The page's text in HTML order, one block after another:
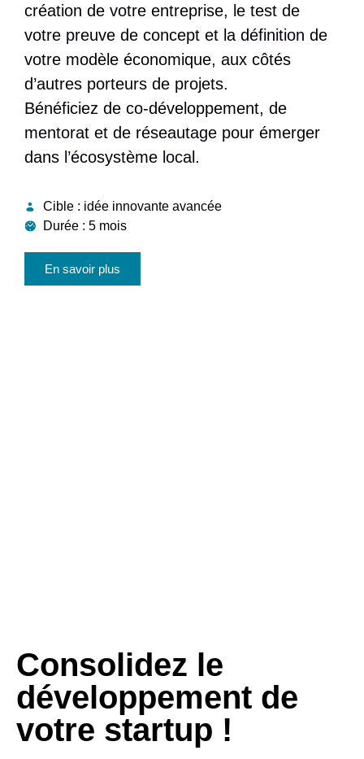
création de votre entreprise, le test de
votre preuve de concept et la définition de
votre modèle économique, aux côtés
d’autres porteurs de projets.
Bénéficiez de co-développement, de
mentorat et de réseautage pour émerger
dans l’écosystème local.
Cible : idée innovante avancée
Durée : 5 mois
En savoir plus
Consolidez le
développement de
votre startup !